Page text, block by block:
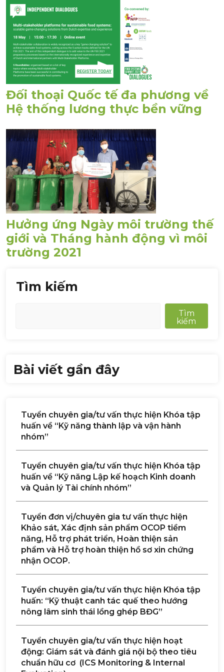
Đối thoại Quốc tế đa phương về
Hệ thống lương thực bền vững
Hưởng ứng Ngày môi trường thế
giới và Tháng hành động vì môi
trường 2021
Tìm kiếm
Tìm
kiếm
Bài viết gần đây
Tuyển chuyên gia/tư vấn thực hiện Khóa tập
huấn về “Kỹ năng thành lập và vận hành
nhóm”
Tuyển chuyên gia/tư vấn thực hiện Khóa tập
huấn về “Kỹ năng Lập kế hoạch Kinh doanh
và Quản lý Tài chính nhóm”
Tuyển đơn vị/chuyên gia tư vấn thực hiện
Khảo sát, Xác định sản phẩm OCOP tiềm
năng, Hỗ trợ phát triển, Hoàn thiện sản
phẩm và Hỗ trợ hoàn thiện hồ sơ xin chứng
nhận OCOP.
Tuyển chuyên gia/tư vấn thực hiện Khóa tập
huấn: “Kỹ thuật canh tác quế theo hướng
nông lâm sinh thái lồng ghép BĐG”
Tuyển chuyên gia/tư vấn thực hiện hoạt
động: Giám sát và đánh giá nội bộ theo tiêu
chuẩn hữu cơ (ICS Monitoring & Internal